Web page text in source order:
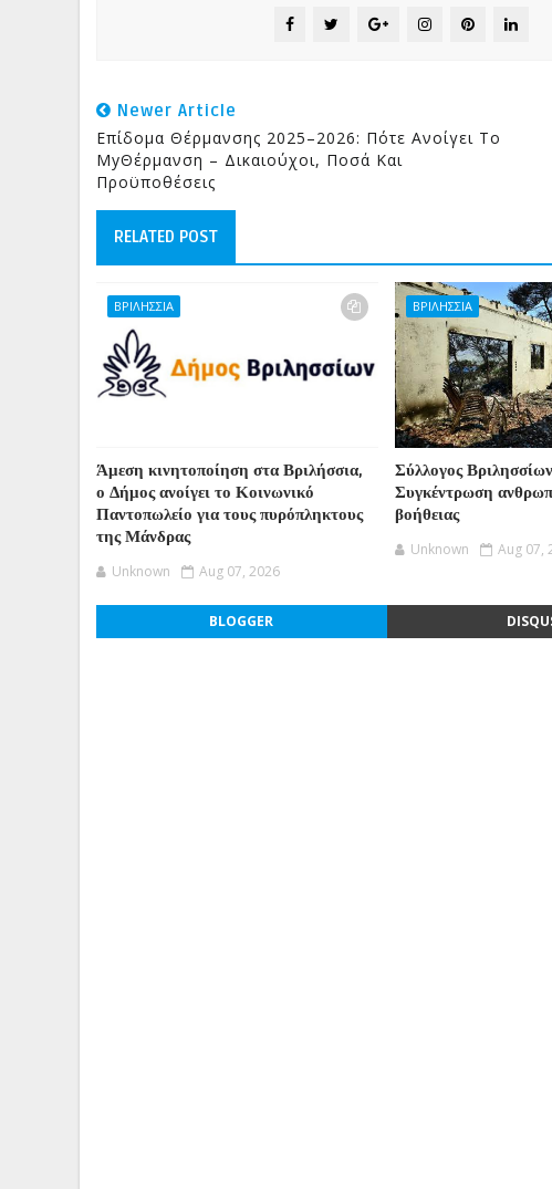
Newer Article
Επίδομα Θέρμανσης 2025–2026: Πότε Ανοίγει Το
MyΘέρμανση – Δικαιούχοι, Ποσά Και
Προϋποθέσεις
RELATED POST
ΒΡΙΛΗΣΣΙΑ
Άμεση κινητοποίηση στα Βριλήσσια,
ο Δήμος ανοίγει το Κοινωνικό
Παντοπωλείο για τους πυρόπληκτους
της Μάνδρας
Unknown Aug 07, 2026
ΒΡΙΛΗΣΣΙΑ
Σύλλογος
Συγκέντρωση
βοήθειας
Unknown Aug 07,
BLOGGER